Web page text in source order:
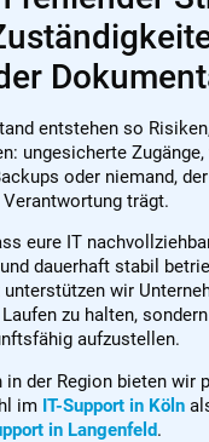
entstehen so
ungesicherte
oder niemand,
trägt.
eure IT
dauerhaft stabil
unterstützen wir
zu halten,
aufzustellen.
in der Region bieten wir
im IT-Support in Köln
in Langenfeld.